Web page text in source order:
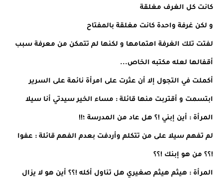
كانت كل الغرف مغلقة
و لكن غرفة واحدة كانت مغلقة بالمفتاح
لفتت تلك الغرفة اهتمامها و لكنها لم تتمكن من معرفة سبب
أقفالها لعله مكتبه الخاص...
أكملت في التجول إلا أن عثرت على امرأة نائمة على السرير
ابتسمت و أقتربت منها قائلة : مساء الخير سيدتي أنا سيلا
المرأة : أين إبني !؟ هل عاد من المدرسة ؛!!
لم تفهم سيلا على من تتكلم وأردفت بعدم الفهم قائلة : عفوا
!؟؟ من هو إبنك !؟؟
المرأة : هيثم هيثم صغيري هل تناول أكله !؟؟ أين هو لا يزال